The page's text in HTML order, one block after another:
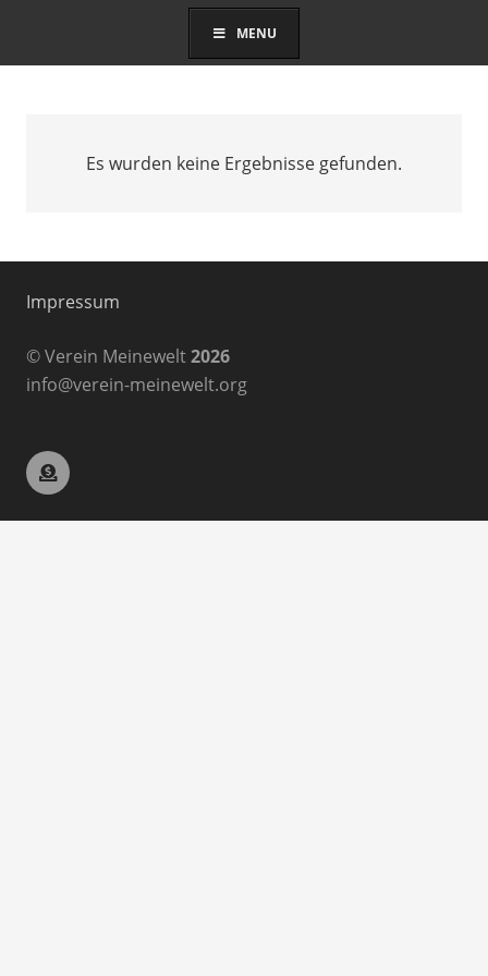
MENU
Es wurden keine Ergebnisse gefunden.
Impressum
© Verein Meinewelt2026
info@verein-meinewelt.org